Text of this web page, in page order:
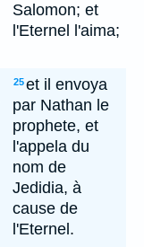
Salomon; et
l'Eternel l'aima;
25et il envoya
par Nathan le
prophete, et
l'appela du
nom de
Jedidia, à
cause de
l'Eternel.